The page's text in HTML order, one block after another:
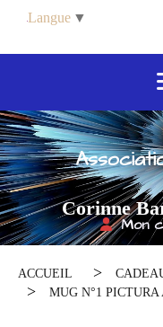
Corinne
Mon
ACCUEIL
MUG N°1 PICTURA
Langue ▼